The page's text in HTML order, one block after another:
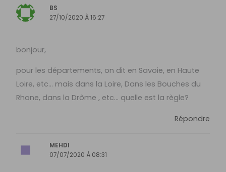
BS
27/10/2020 À 16:27
bonjour,
pour les départements, on dit en Savoie, en Haute
Loire, etc… mais dans la Loire, Dans les Bouches du
Rhone, dans la Drôme , etc… quelle est la règle?
Répondre
MEHDI
07/07/2020 À 08:31